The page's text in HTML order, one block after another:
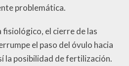
problemática.
el cierre de las
el paso del óvulo hacia
la posibilidad de fertilización.